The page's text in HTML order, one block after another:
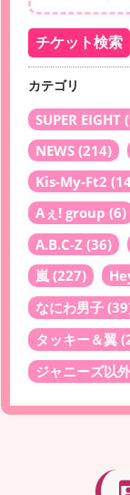
カテゴリ
SUPER EIGHT
NEWS (214)
Kis-My-Ft2
Aぇ! group (6)
A.B.C-Z (36)
嵐 (227)
なにわ男子
タッキー＆翼
ジャニーズ以